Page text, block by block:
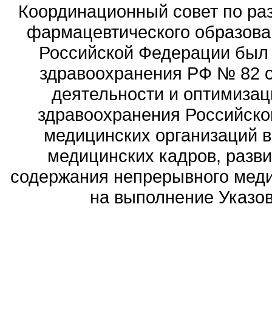
Координационный совет по
фармацевтического
Российской Федерации
здравоохранения РФ № 82
деятельности и
здравоохранения
медицинских
медицинских кадров,
содержания непрерывного
на выполнение